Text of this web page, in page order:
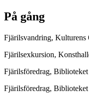
På gång
Fjärilsvandring, Kulturens
Fjärilsexkursion,
Fjärilsföredrag,
Fjärilsföredrag,